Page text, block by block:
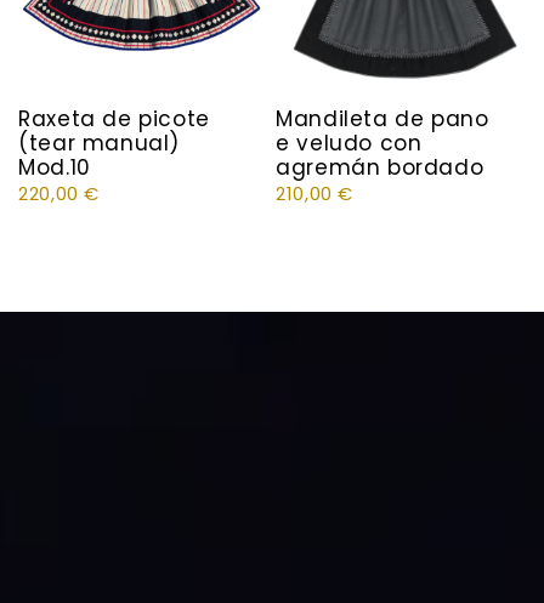
Raxeta de picote
(tear manual)
Mod.10
220,00€
Mandileta de pano
e veludo con
agremán bordado
210,00€